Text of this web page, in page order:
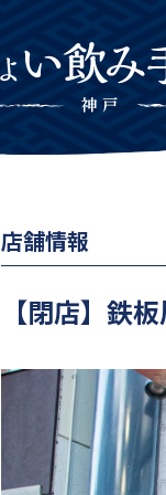
店舗情報
【閉店】鉄